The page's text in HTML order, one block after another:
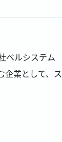
ベルシステム
企業として、ス